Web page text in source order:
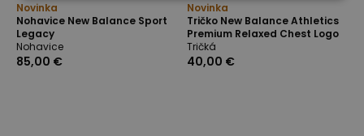
Novinka
Nohavice New Balance Sport
Legacy
Nohavice
85,00 €
Novinka
Tričko New Balance Athletics
Premium Relaxed Chest Logo
Tričká
40,00 €